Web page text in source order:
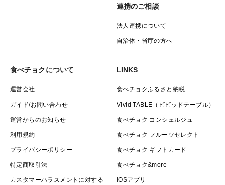
連携のご相談
法人連携について
自治体・省庁の方へ
食べチョクについて
運営会社
ガイド/お問い合わせ
運営からのお知らせ
利用規約
プライバシーポリシー
特定商取引法
カスタマーハラスメントに対する
LINKS
食べチョクふるさと納税
Vivid TABLE（ビビッドテーブル）
食べチョク コンシェルジュ
食べチョク フルーツセレクト
食べチョク ギフトカード
食べチョク&more
iOSアプリ